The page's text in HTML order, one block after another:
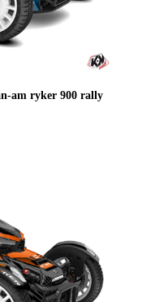
am ryker 900 rally